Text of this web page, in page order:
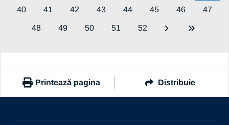
40 41 42 43 44 45 46 47
48 49 50 51 52
Printează pagina Distribuie